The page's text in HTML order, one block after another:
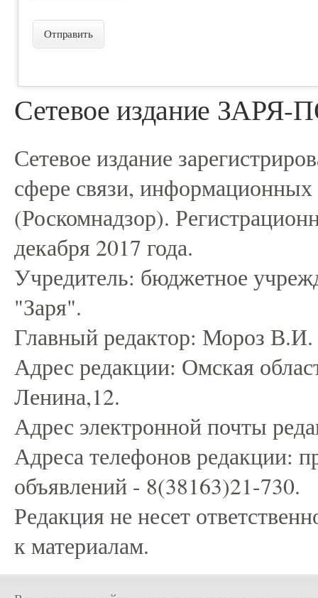
Отправить
Сетевое издание
Сетевое издание
сфере связи,
(Роскомнадзор).
декабря 2017 года.
Учредитель: бюджетное
"Заря".
Главный редактор: Мороз В.И.
Адрес редакции: Омская
Ленина,12.
Адрес электронной почты
Адреса телефонов редакции:
объявлений - 8(38163)21-730.
Редакция не несет
к материалам.